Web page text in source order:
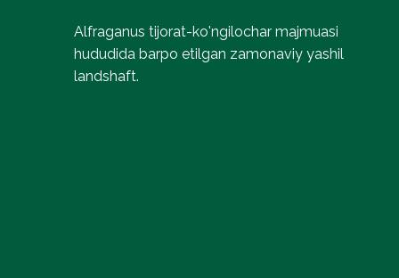
Alfraganus tijorat-ko'ngilochar majmuasi
hududida barpo etilgan zamonaviy yashil
landshaft.